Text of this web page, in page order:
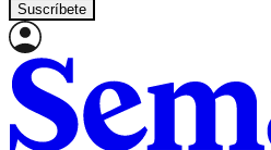
Suscríbete